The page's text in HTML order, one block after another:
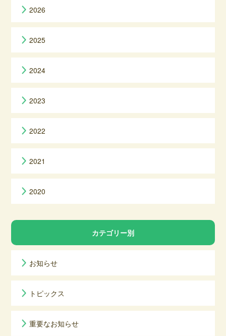
2026
2025
2024
2023
2022
2021
2020
カテゴリー別
お知らせ
トピックス
重要なお知らせ